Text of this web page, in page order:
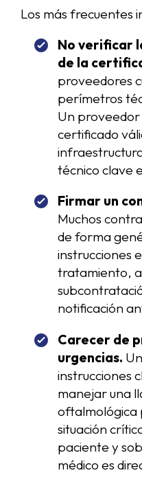
Los más frecuentes
No verificar
de la
proveedores
perímetros
Un
certificado
técnico clave
Firmar un
Muchos
de forma
instrucciones
tratamiento,
notificación
Carecer de
urgencias.
instrucciones
manejar una
oftalmológica
situación
paciente y
médico es